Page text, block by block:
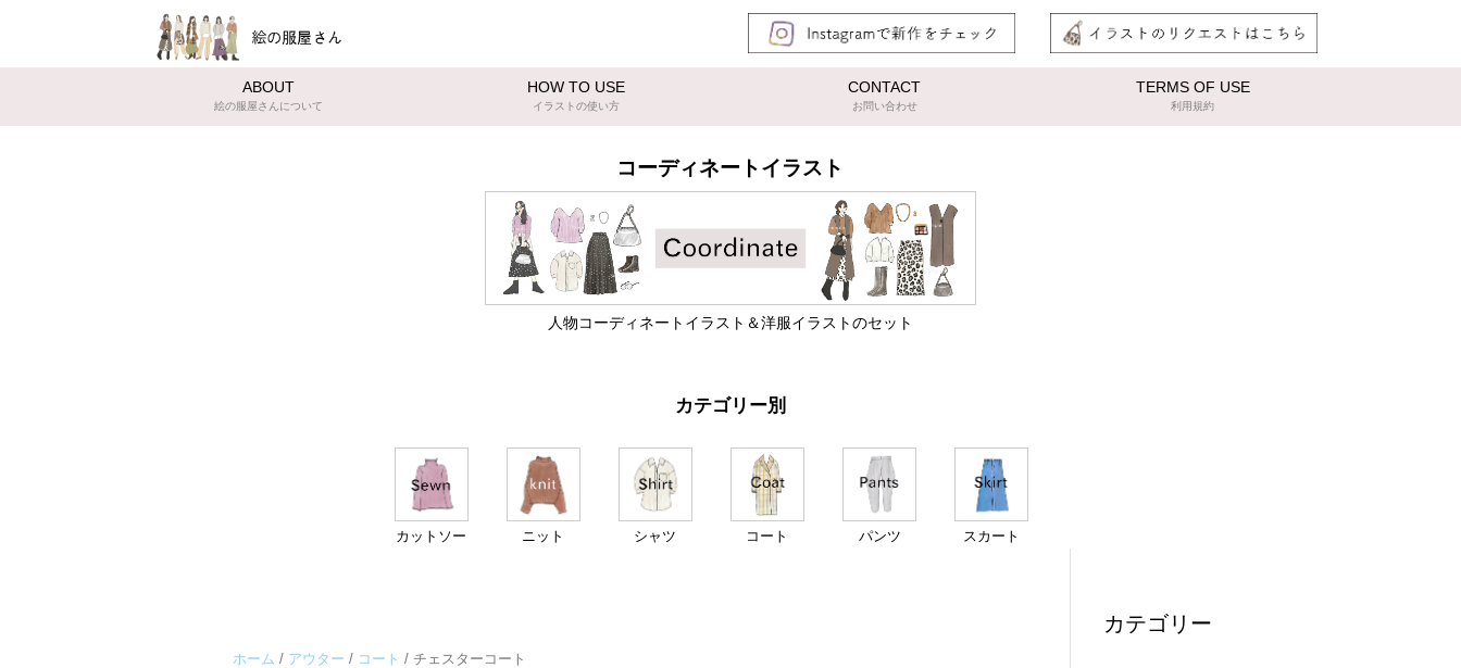
ABOUT
絵の服屋さんについて
HOW TO USE
イラストの使い方
CONTACT
お問い合わせ
TERMS OF USE
利用規約
コーディネートイラスト
人物コーディネートイラスト＆洋服イラストのセット
カテゴリー別
カットソー ニット シャツ コート パンツ スカート
ホーム / アウター / コート / チェスターコート
カテゴリー